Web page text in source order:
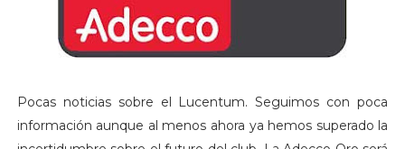
Pocas noticias sobre el Lucentum. Seguimos con poca
información aunque al menos ahora ya hemos superado la